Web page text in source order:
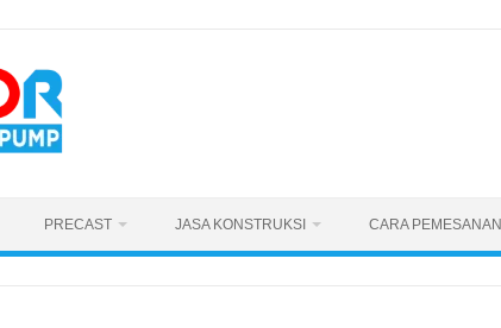
PRECAST JASA KONSTRUKSI CARA PEMESANAN